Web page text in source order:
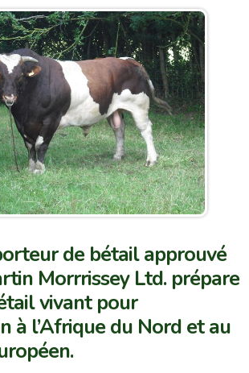
de bétail approuvé
Morrrissey Ltd. prépare
vivant pour
à l’Afrique du Nord et au